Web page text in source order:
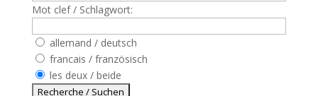
Mot clef / Schlagwort:
allemand / deutsch
francais / französisch
les deux / beide